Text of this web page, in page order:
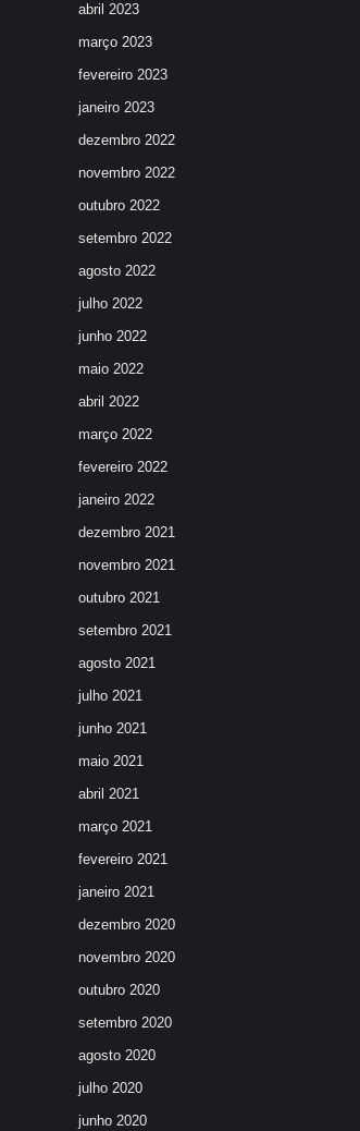
abril 2023
março 2023
fevereiro 2023
janeiro 2023
dezembro 2022
novembro 2022
outubro 2022
setembro 2022
agosto 2022
julho 2022
junho 2022
maio 2022
abril 2022
março 2022
fevereiro 2022
janeiro 2022
dezembro 2021
novembro 2021
outubro 2021
setembro 2021
agosto 2021
julho 2021
junho 2021
maio 2021
abril 2021
março 2021
fevereiro 2021
janeiro 2021
dezembro 2020
novembro 2020
outubro 2020
setembro 2020
agosto 2020
julho 2020
junho 2020